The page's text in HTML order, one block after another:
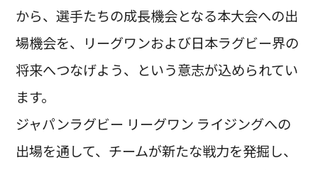
から、選手たちの成長機会となる本大会への出
場機会を、リーグワンおよび日本ラグビー界の
将来へつなげよう、という意志が込められてい
ます。
ジャパンラグビー リーグワン ライジングへの
出場を通して、チームが新たな戦力を発掘し、